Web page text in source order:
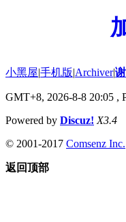
小黑屋|手机版|Archiver|
GMT+8, 2026-8-8 20:05 ,
Powered by Discuz! X3.4
© 2001-2017 Comsenz Inc.
返回顶部